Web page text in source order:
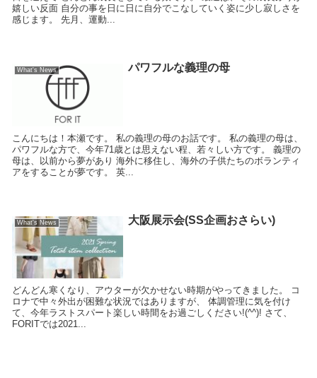
嬉しい反面 自分の事を日に日に自分でこなしていく姿に少し寂しさを
感じます。 先月、運動...
What's News パワフルな義理の母
こんにちは！本瀬です。 私の義理の母のお話です。 私の義理の母は、
パワフルな方で、今年71歳とは思えない程、若々しい方です。 義理の
母は、以前から夢があり 海外に移住し、海外の子供たちのボランティ
アをすることが夢です。 英...
What's News 大阪展示会(SS企画おさらい)
どんどん寒くなり、アウターが欠かせない時期がやってきました。 コ
ロナで中々外出が困難な状況ではありますが、 体調管理に気を付け
て、今年ラストスパート楽しい時間をお過ごしください!(^^)! さて、
FORITでは2021...